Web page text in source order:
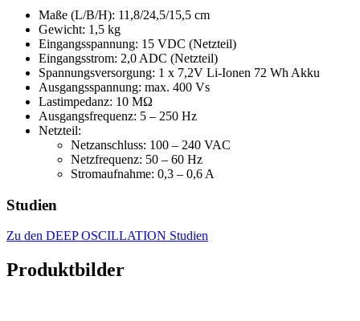
Maße (L/B/H): 11,8/24,5/15,5 cm
Gewicht: 1,5 kg
Eingangsspannung: 15 VDC (Netzteil)
Eingangsstrom: 2,0 ADC (Netzteil)
Spannungsversorgung: 1 x 7,2V Li-Ionen 72 Wh Akku
Ausgangsspannung: max. 400 Vs
Lastimpedanz: 10 MΩ
Ausgangsfrequenz: 5 – 250 Hz
Netzteil:
Netzanschluss: 100 – 240 VAC
Netzfrequenz: 50 – 60 Hz
Stromaufnahme: 0,3 – 0,6 A
Studien
Zu den DEEP OSCILLATION Studien
Produktbilder